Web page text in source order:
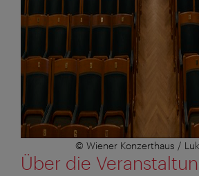
© Wiener Konzerthaus /
Über die